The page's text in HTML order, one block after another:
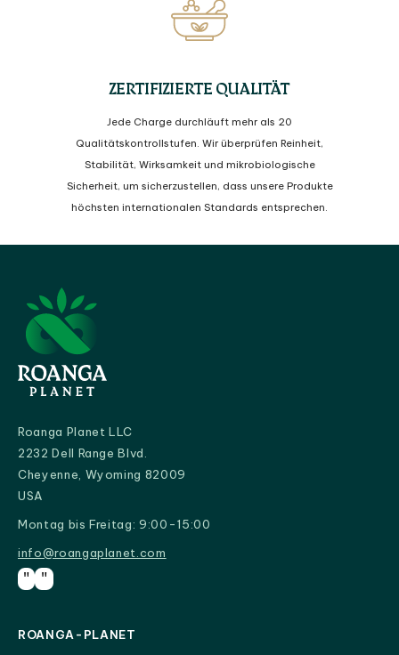
ZERTIFIZIERTE QUALITÄT
Jede Charge durchläuft mehr als 20
Qualitätskontrollstufen. Wir überprüfen Reinheit,
Stabilität, Wirksamkeit und mikrobiologische
Sicherheit, um sicherzustellen, dass unsere Produkte
höchsten internationalen Standards entsprechen.
Roanga Planet LLC
2232 Dell Range Blvd.
Cheyenne, Wyoming 82009
USA
Montag bis Freitag: 9:00-15:00
info@roangaplanet.com
info@roangaplanet.com
" "
ROANGA-PLANET